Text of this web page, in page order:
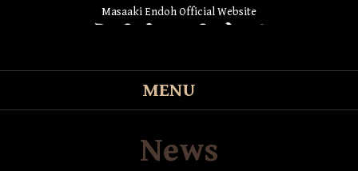
Masaaki Endoh Official Website
MENU
News